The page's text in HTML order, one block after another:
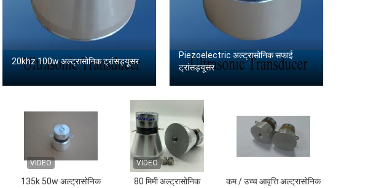
20khz 100w अल्ट्रासोनिक ट्रांसड्यूसर
Piezoelectric अल्ट्रासोनिक सफाई
ट्रांसड्यूसर
VIDEO
135k 50w अल्ट्रासोनिक
VIDEO
80 मिमी अल्ट्रासोनिक
कम / उच्च आवृत्ति अल्ट्रासोनिक